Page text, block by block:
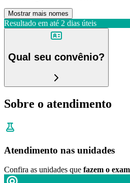
Mostrar mais nomes
Resultado em até 2 dias úteis
Qual seu convênio?
Sobre o atendimento
Atendimento nas unidades
Confira as unidades que fazem o